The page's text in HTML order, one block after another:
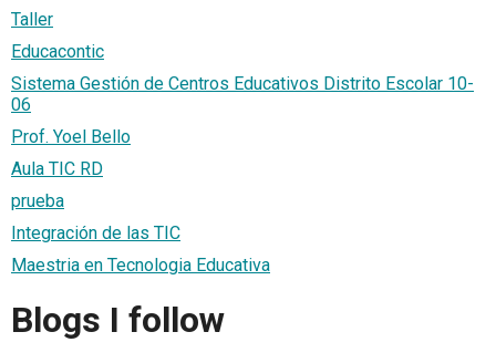
Taller
Educacontic
Sistema Gestión de Centros Educativos Distrito Escolar 10-
06
Prof. Yoel Bello
Aula TIC RD
prueba
Integración de las TIC
Maestria en Tecnologia Educativa
Blogs I follow